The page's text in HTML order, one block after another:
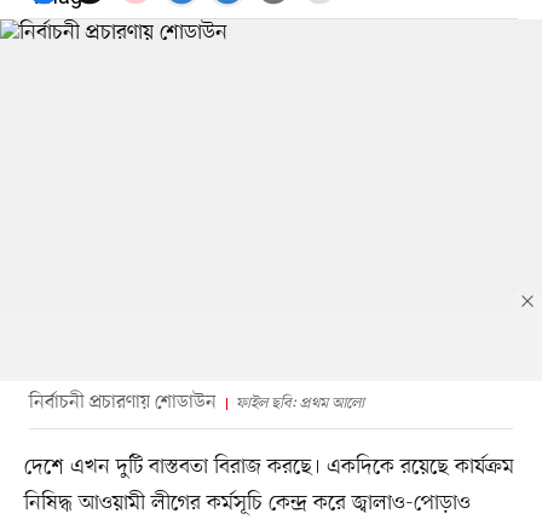
নির্বাচনী প্রচারণায় শোডাউন ফাইল ছবি: প্রথম আলো
দেশে এখন দুটি বাস্তবতা বিরাজ করছে। একদিকে রয়েছে কার্যক্রম
নিষিদ্ধ আওয়ামী লীগের কর্মসূচি কেন্দ্র করে জ্বালাও-পোড়াও